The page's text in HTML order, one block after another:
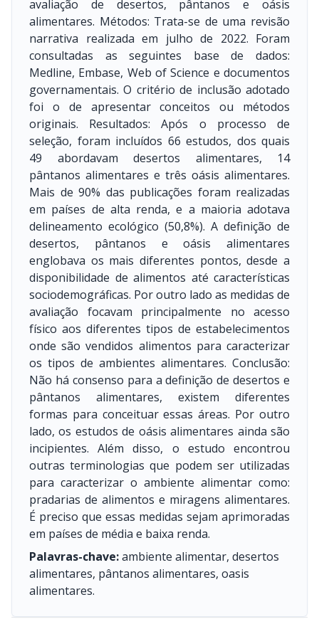
avaliação de desertos, pântanos e oásis
alimentares. Métodos: Trata-se de uma revisão
narrativa realizada em julho de 2022. Foram
consultadas as seguintes base de dados:
Medline, Embase, Web of Science e documentos
governamentais. O critério de inclusão adotado
foi o de apresentar conceitos ou métodos
originais. Resultados: Após o processo de
seleção, foram incluídos 66 estudos, dos quais
49 abordavam desertos alimentares, 14
pântanos alimentares e três oásis alimentares.
Mais de 90% das publicações foram realizadas
em países de alta renda, e a maioria adotava
delineamento ecológico (50,8%). A definição de
desertos, pântanos e oásis alimentares
englobava os mais diferentes pontos, desde a
disponibilidade de alimentos até características
sociodemográficas. Por outro lado as medidas de
avaliação focavam principalmente no acesso
físico aos diferentes tipos de estabelecimentos
onde são vendidos alimentos para caracterizar
os tipos de ambientes alimentares. Conclusão:
Não há consenso para a definição de desertos e
pântanos alimentares, existem diferentes
formas para conceituar essas áreas. Por outro
lado, os estudos de oásis alimentares ainda são
incipientes. Além disso, o estudo encontrou
outras terminologias que podem ser utilizadas
para caracterizar o ambiente alimentar como:
pradarias de alimentos e miragens alimentares.
É preciso que essas medidas sejam aprimoradas
em países de média e baixa renda.
Palavras-chave:ambiente alimentar, desertos
alimentares, pântanos alimentares, oasis
alimentares.